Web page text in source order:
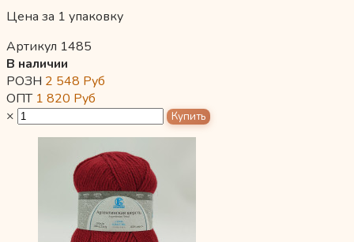
Цена за 1 упаковку
Артикул 1485
В наличии
РОЗН 2 548 Руб
ОПТ 1 820 Руб
×